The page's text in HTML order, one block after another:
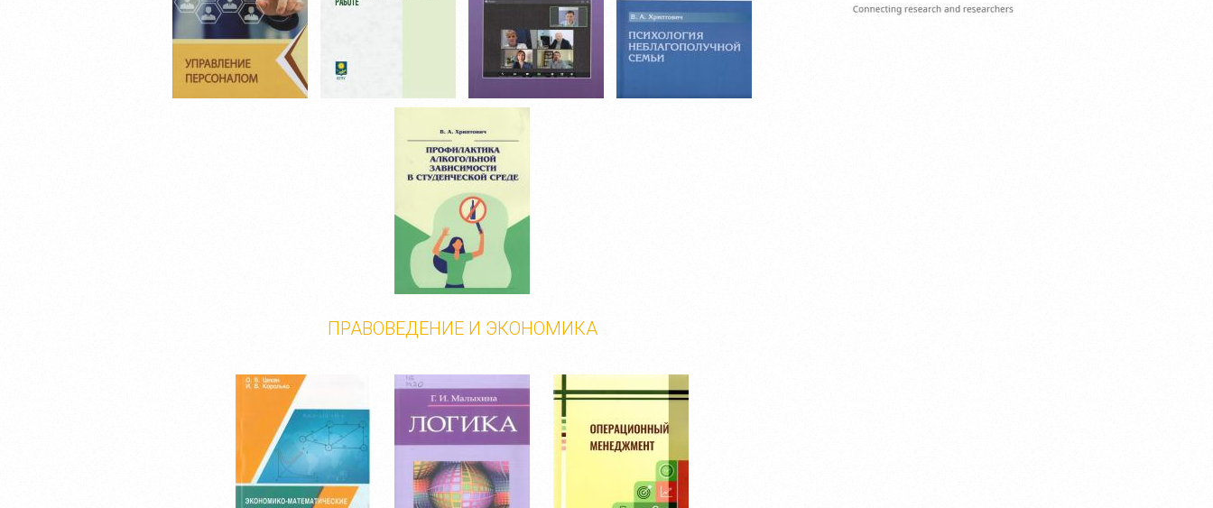
ПРАВОВЕДЕНИЕ И ЭКОНОМИКА